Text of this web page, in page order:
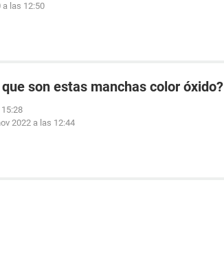
a las 12:50
son estas manchas color óxido?
2022 a las 12:44